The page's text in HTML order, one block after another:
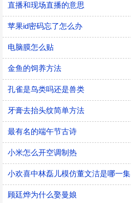
直播和现场直播的意思
苹果id密码忘了怎么办
电脑膜怎么贴
金鱼的饲养方法
孔雀是鸟类吗还是兽类
牙膏去抬头纹简单方法
最有名的端午节古诗
小米怎么开空调制热
小欢喜中林磊儿模仿董文洁是哪一集
顾廷烨为什么娶曼娘